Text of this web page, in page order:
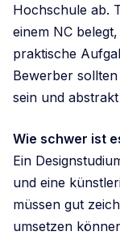
Hochschule ab.
einem NC
praktische
Bewerber
sein und
Wie schwer ist
Ein
und eine
müssen gut
umsetzen